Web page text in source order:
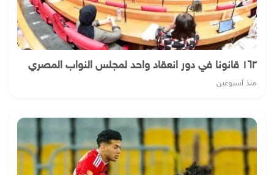
١٦٢ قانونا في دور انعقاد واحد لمجلس النواب المصري
منذ أسبوعين